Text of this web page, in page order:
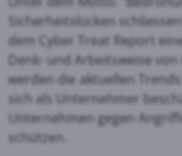
Sicherheitslücken
dem Cyber Treat Report
Denk- und Arbeitsweise
werden die aktuellen
sich als Unternehmer
Unternehmen gegen
schützen.